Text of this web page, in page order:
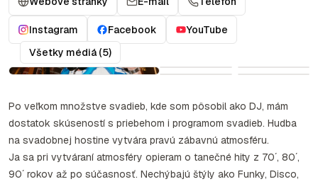
Instagram Facebook
YouTube
Všetky médiá (5)
Po veľkom množstve svadieb, kde som pôsobil ako DJ, mám
dostatok skúseností s priebehom i programom svadieb. Hudba
na svadobnej hostine vytvára pravú zábavnú atmosféru.
Ja sa pri vytváraní atmosféry opieram o tanečné hity z 70´, 80´,
90´ rokov až po súčasnosť. Nechýbajú štýly ako Funky, Disco,